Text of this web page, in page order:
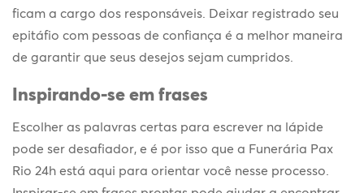
ficam a cargo dos responsáveis. Deixar registrado seu
epitáfio com pessoas de confiança é a melhor maneira
de garantir que seus desejos sejam cumpridos.
Inspirando-se em frases
Escolher as palavras certas para escrever na lápide
pode ser desafiador, e é por isso que a Funerária Pax
Rio 24h está aqui para orientar você nesse processo.